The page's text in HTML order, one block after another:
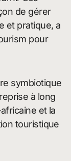
de gérer
et pratique, a
pour
symbiotique
à long
et la
touristique